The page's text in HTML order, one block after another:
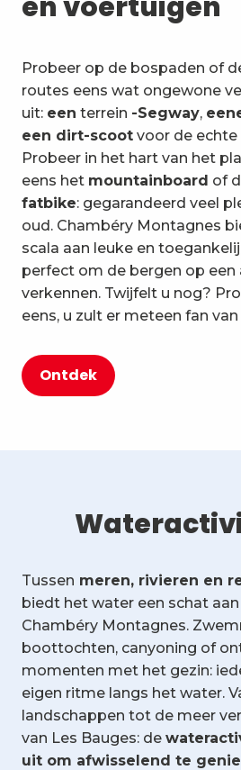
Probeer op de bospaden of
routes eens wat ongewone
uit: een terrein -Segway, een
een dirt-scoot voor de echte
Probeer in het hart van het
eens het mountainboard of
fatbike: gegarandeerd veel
oud. Chambéry Montagnes
scala aan leuke en
perfect om de bergen op een
verkennen. Twijfelt u nog?
eens, u zult er meteen fan
Ontdek
Tussen meren, rivieren en
biedt het water een schat
Chambéry Montagnes.
boottochten, canyoning of
momenten met het gezin:
eigen ritme langs het water.
landschappen tot de meer
van Les Bauges: de
uit om afwisselend te